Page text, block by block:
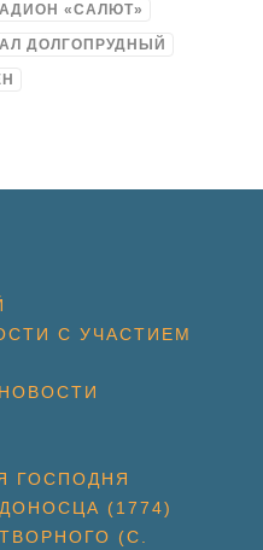
«САЛЮТ»
ДОЛГОПРУДНЫЙ
С УЧАСТИЕМ
ГОСПОДНЯ
(1774)
(С.